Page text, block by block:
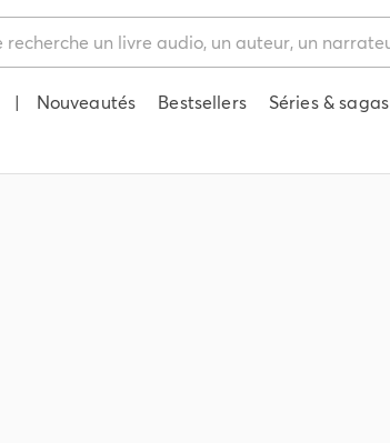
| Nouveautés Bestsellers Séries & sagas